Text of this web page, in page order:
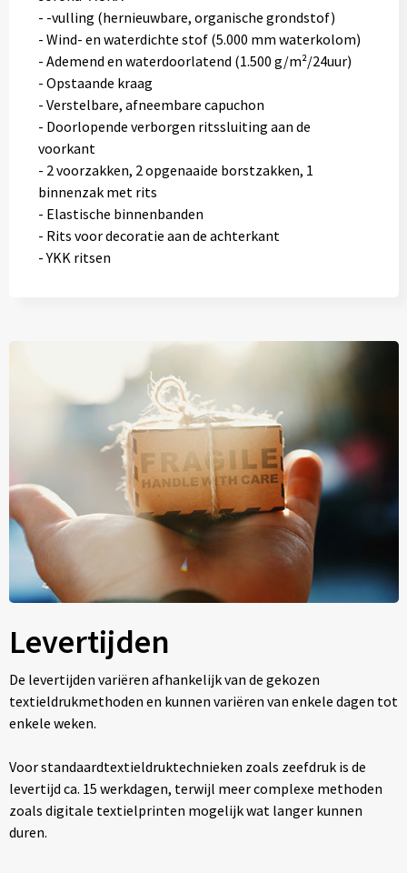
- -vulling (hernieuwbare, organische grondstof)
- Wind- en waterdichte stof (5.000 mm waterkolom)
- Ademend en waterdoorlatend (1.500 g/m²/24uur)
- Opstaande kraag
- Verstelbare, afneembare capuchon
- Doorlopende verborgen ritssluiting aan de
voorkant
- 2 voorzakken, 2 opgenaaide borstzakken, 1
binnenzak met rits
- Elastische binnenbanden
- Rits voor decoratie aan de achterkant
- YKK ritsen
Levertijden
De levertijden variëren afhankelijk van de gekozen
textieldrukmethoden en kunnen variëren van enkele dagen tot
enkele weken.
Voor standaardtextieldruktechnieken zoals zeefdruk is de
levertijd ca. 15 werkdagen, terwijl meer complexe methoden
zoals digitale textielprinten mogelijk wat langer kunnen
duren.